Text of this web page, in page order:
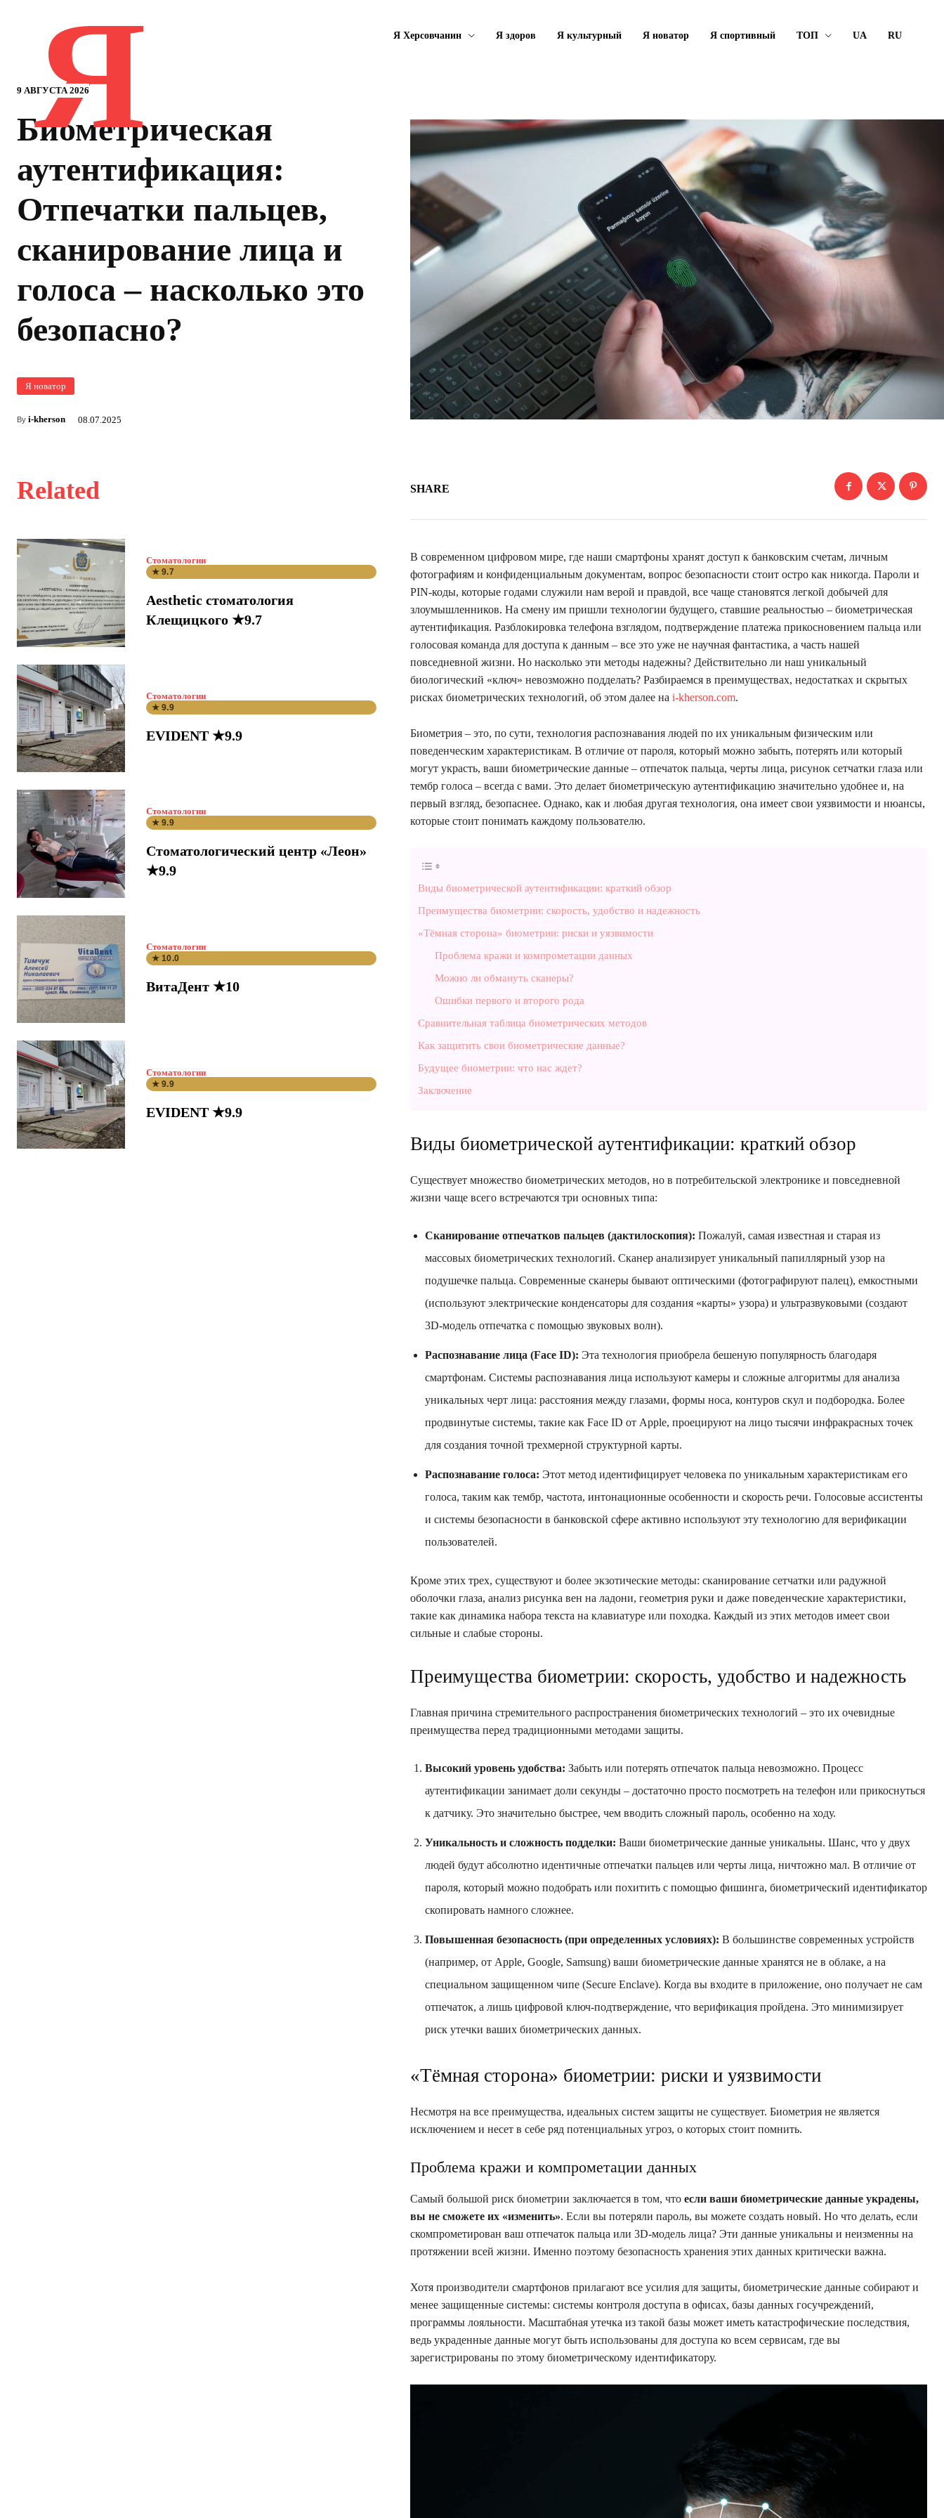
9 АВГУСТА 2026
Я Я Херсовчанин Я здоров Я культурный Я новатор Я спортивный ТОП UA RU
Биометрическая
аутентификация:
Отпечатки пальцев,
сканирование лица и
голоса – насколько это
безопасно?
Я новатор
By i-kherson 08.07.2025
Related
Стоматологии
★ 9.7
Aesthetic стоматология
Клещицкого ★9.7
Стоматологии
★ 9.9
EVIDENT ★9.9
Стоматологии
★ 9.9
Стоматологический центр «Леон»
★9.9
Стоматологии
★ 10.0
ВитаДент ★10
Стоматологии
★ 9.9
EVIDENT ★9.9
SHARE
В современном цифровом мире, где наши смартфоны хранят доступ к банковским счетам, личным
фотографиям и конфиденциальным документам, вопрос безопасности стоит остро как никогда. Пароли и
PIN-коды, которые годами служили нам верой и правдой, все чаще становятся легкой добычей для
злоумышленников. На смену им пришли технологии будущего, ставшие реальностью – биометрическая
аутентификация. Разблокировка телефона взглядом, подтверждение платежа прикосновением пальца или
голосовая команда для доступа к данным – все это уже не научная фантастика, а часть нашей
повседневной жизни. Но насколько эти методы надежны? Действительно ли наш уникальный
биологический «ключ» невозможно подделать? Разбираемся в преимуществах, недостатках и скрытых
рисках биометрических технологий, об этом далее на i-kherson.com.
Биометрия – это, по сути, технология распознавания людей по их уникальным физическим или
поведенческим характеристикам. В отличие от пароля, который можно забыть, потерять или который
могут украсть, ваши биометрические данные – отпечаток пальца, черты лица, рисунок сетчатки глаза или
тембр голоса – всегда с вами. Это делает биометрическую аутентификацию значительно удобнее и, на
первый взгляд, безопаснее. Однако, как и любая другая технология, она имеет свои уязвимости и нюансы,
которые стоит понимать каждому пользователю.
Виды биометрической аутентификации: краткий обзор
Преимущества биометрии: скорость, удобство и надежность
«Тёмная сторона» биометрии: риски и уязвимости
Проблема кражи и компрометации данных
Можно ли обмануть сканеры?
Ошибки первого и второго рода
Сравнительная таблица биометрических методов
Как защитить свои биометрические данные?
Будущее биометрии: что нас ждет?
Заключение
Виды биометрической аутентификации: краткий обзор
Существует множество биометрических методов, но в потребительской электронике и повседневной
жизни чаще всего встречаются три основных типа:
Сканирование отпечатков пальцев (дактилоскопия): Пожалуй, самая известная и старая из
массовых биометрических технологий. Сканер анализирует уникальный папиллярный узор на
подушечке пальца. Современные сканеры бывают оптическими (фотографируют палец), емкостными
(используют электрические конденсаторы для создания «карты» узора) и ультразвуковыми (создают
3D-модель отпечатка с помощью звуковых волн).
Распознавание лица (Face ID): Эта технология приобрела бешеную популярность благодаря
смартфонам. Системы распознавания лица используют камеры и сложные алгоритмы для анализа
уникальных черт лица: расстояния между глазами, формы носа, контуров скул и подбородка. Более
продвинутые системы, такие как Face ID от Apple, проецируют на лицо тысячи инфракрасных точек
для создания точной трехмерной структурной карты.
Распознавание голоса: Этот метод идентифицирует человека по уникальным характеристикам его
голоса, таким как тембр, частота, интонационные особенности и скорость речи. Голосовые ассистенты
и системы безопасности в банковской сфере активно используют эту технологию для верификации
пользователей.
Кроме этих трех, существуют и более экзотические методы: сканирование сетчатки или радужной
оболочки глаза, анализ рисунка вен на ладони, геометрия руки и даже поведенческие характеристики,
такие как динамика набора текста на клавиатуре или походка. Каждый из этих методов имеет свои
сильные и слабые стороны.
Преимущества биометрии: скорость, удобство и надежность
Главная причина стремительного распространения биометрических технологий – это их очевидные
преимущества перед традиционными методами защиты.
Высокий уровень удобства: Забыть или потерять отпечаток пальца невозможно. Процесс
аутентификации занимает доли секунды – достаточно просто посмотреть на телефон или прикоснуться
к датчику. Это значительно быстрее, чем вводить сложный пароль, особенно на ходу.
Уникальность и сложность подделки: Ваши биометрические данные уникальны. Шанс, что у двух
людей будут абсолютно идентичные отпечатки пальцев или черты лица, ничтожно мал. В отличие от
пароля, который можно подобрать или похитить с помощью фишинга, биометрический идентификатор
скопировать намного сложнее.
Повышенная безопасность (при определенных условиях): В большинстве современных устройств
(например, от Apple, Google, Samsung) ваши биометрические данные хранятся не в облаке, а на
специальном защищенном чипе (Secure Enclave). Когда вы входите в приложение, оно получает не сам
отпечаток, а лишь цифровой ключ-подтверждение, что верификация пройдена. Это минимизирует
риск утечки ваших биометрических данных.
«Тёмная сторона» биометрии: риски и уязвимости
Несмотря на все преимущества, идеальных систем защиты не существует. Биометрия не является
исключением и несет в себе ряд потенциальных угроз, о которых стоит помнить.
Проблема кражи и компрометации данных
Самый большой риск биометрии заключается в том, что если ваши биометрические данные украдены,
вы не сможете их «изменить». Если вы потеряли пароль, вы можете создать новый. Но что делать, если
скомпрометирован ваш отпечаток пальца или 3D-модель лица? Эти данные уникальны и неизменны на
протяжении всей жизни. Именно поэтому безопасность хранения этих данных критически важна.
Хотя производители смартфонов прилагают все усилия для защиты, биометрические данные собирают и
менее защищенные системы: системы контроля доступа в офисах, базы данных госучреждений,
программы лояльности. Масштабная утечка из такой базы может иметь катастрофические последствия,
ведь украденные данные могут быть использованы для доступа ко всем сервисам, где вы
зарегистрированы по этому биометрическому идентификатору.